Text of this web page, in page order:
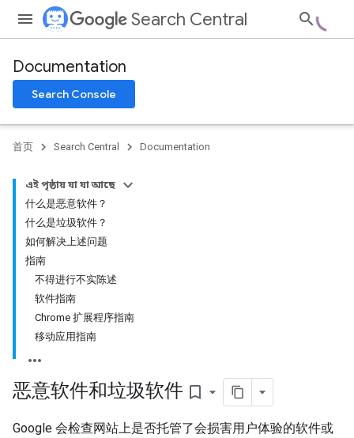
Search Central
Documentation
Search Console
首页 Search Central Documentation
এই পৃষ্ঠায় যা যা আছে
什么是恶意软件？
什么是垃圾软件？
如何解决上述问题
指南
不得进行不实陈述
软件指南
Chrome 扩展程序指南
移动应用指南
恶意软件和垃圾软件 bookmark_border
Google 会检查网站上是否托管了会损害用户体验的软件或